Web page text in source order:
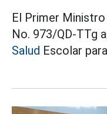
El Primer
No. 973/QD-TTg
Salud Escolar